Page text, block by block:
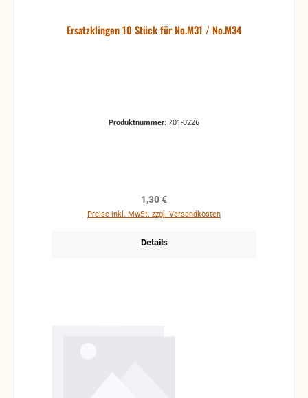
Ersatzklingen 10 Stück für No.M31 / No.M34
Produktnummer: 701-0226
Regulärer Preis:
1,30 €
Preise inkl. MwSt. zzgl. Versandkosten
Details